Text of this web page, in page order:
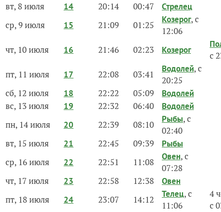
вт, 8 июля
14 20:14 00:47 Стрелец
ср, 9 июля 15 21:09 01:25 Козерог, с
12:06
чт, 10 июля
16 21:46 02:23 Козерог
с
пт, 11 июля
17 22:08 03:41 Водолей, с
20:25
сб, 12 июля
18 22:22 05:09 Водолей
вс, 13 июля 19 22:32 06:40 Водолей
пн, 14 июля 20 22:39 08:10 Рыбы, с
02:40
вт, 15 июля
21 22:45 09:39 Рыбы
ср, 16 июля 22 22:51 11:08 Овен, с
07:28
чт, 17 июля
23 22:58 12:38 Овен
пт, 18 июля 24 23:07 14:12 Телец, с
11:06
4
с